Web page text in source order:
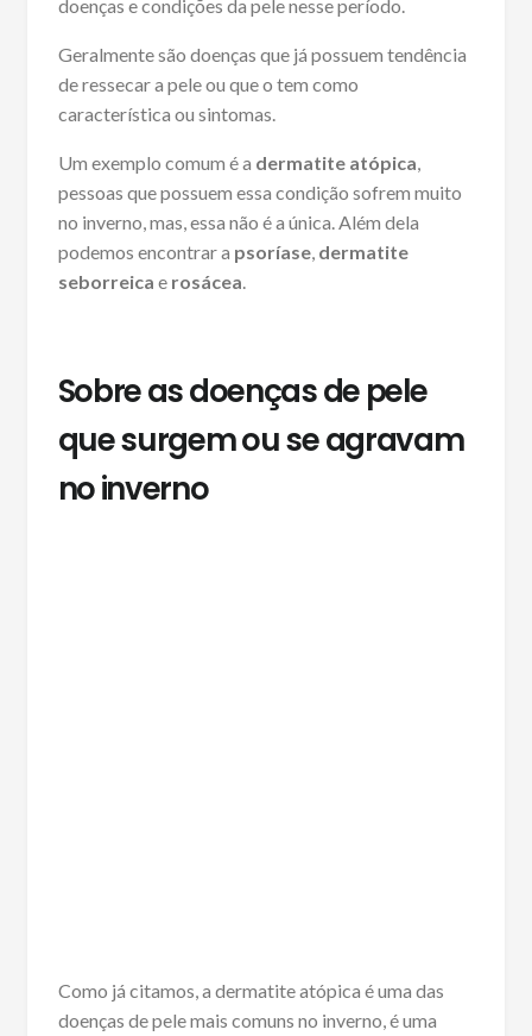
doenças e condições da pele nesse período.
Geralmente são doenças que já possuem tendência
de ressecar a pele ou que o tem como
característica ou sintomas.
Um exemplo comum é a dermatite atópica,
pessoas que possuem essa condição sofrem muito
no inverno, mas, essa não é a única. Além dela
podemos encontrar a psoríase, dermatite
seborreica e rosácea.
Sobre as doenças de pele
que surgem ou se agravam
no inverno
Como já citamos, a dermatite atópica é uma das
doenças de pele mais comuns no inverno, é uma